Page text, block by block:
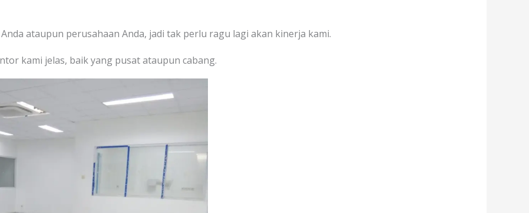
ataupun perusahaan Anda, jadi tak perlu ragu lagi akan kinerja kami.
kami jelas, baik yang pusat ataupun cabang.